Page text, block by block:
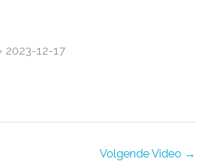
2023-12-17
Volgende Video →